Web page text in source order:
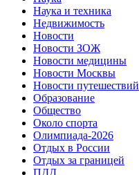
Наука и техника
Недвижимость
Новости
Новости ЗОЖ
Новости медицины
Новости Москвы
Новости путешествий
Образование
Общество
Около спорта
Олимпиада-2026
Отдых в России
Отдых за границей
ПДД